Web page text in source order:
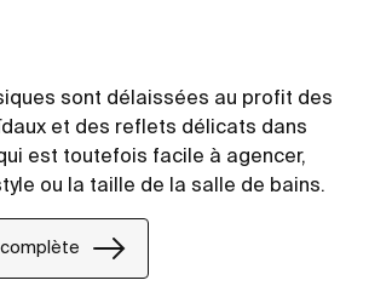
sont délaissées au profit des
et des reflets délicats dans
est toutefois facile à agencer,
ou la taille de la salle de bains.